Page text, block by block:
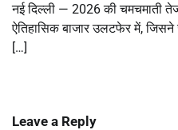
नई दिल्ली — 2026 की चमचमाती
ऐतिहासिक बाजार उलटफेर में,
[…]
Leave a Reply